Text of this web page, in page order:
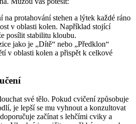
na protahování stehen a lýtek každé ráno
v oblasti kolen. Například stojící
posílit stabilitu kloubu.
jako je „Dítě“ nebo „Předklon“
v oblasti kolen a přispět k celkové
své tělo. Pokud cvičení způsobuje
je lepší se mu vyhnout a konzultovat
začínat s lehčími cviky a